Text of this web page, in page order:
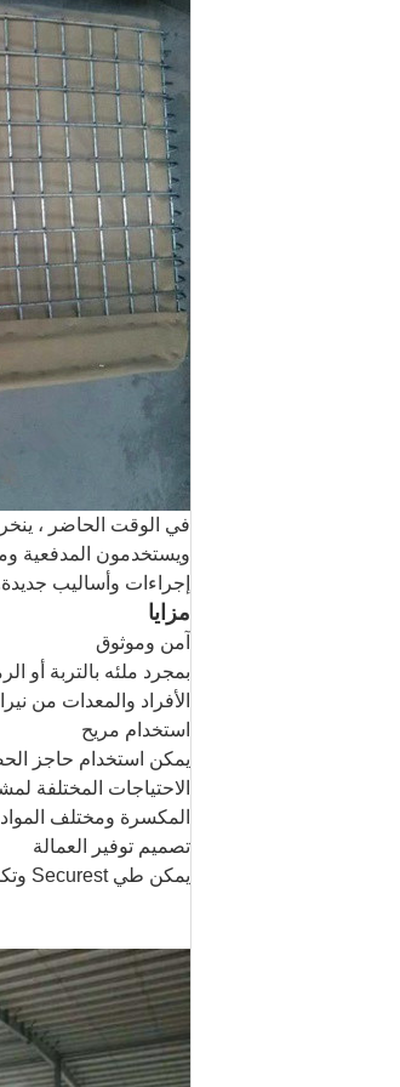
في الوقت الحاضر ،
ويستخدمون المدفعية
إجراءات وأساليب
مزايا
آمن وموثوق
الأفراد والمعدات من
استخدام مريح
يمكن استخدام حاجز
الاحتياجات المختلفة
المكسرة ومختلف المواد
تصميم توفير العمالة
يمكن طي Securest وتكديسه على منصات نقالة لسهولة التغليف والتداول والنقل ، بحيث يوفر تكلفة العمالة بكفاءة.